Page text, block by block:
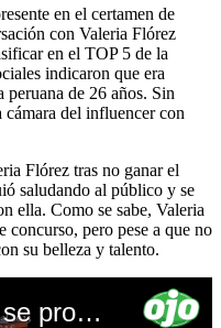
en el certamen de
con Valeria Flórez
en el TOP 5 de la
indicaron que era
de 26 años. Sin
del influencer con
Flórez tras no ganar el
saludando al público y se
ella. Como se sabe, Valeria
concurso, pero pese a que no
su belleza y talento.
OJO I Valeria Flórez se pronuncia tras no ganar el Miss Supranational 2023